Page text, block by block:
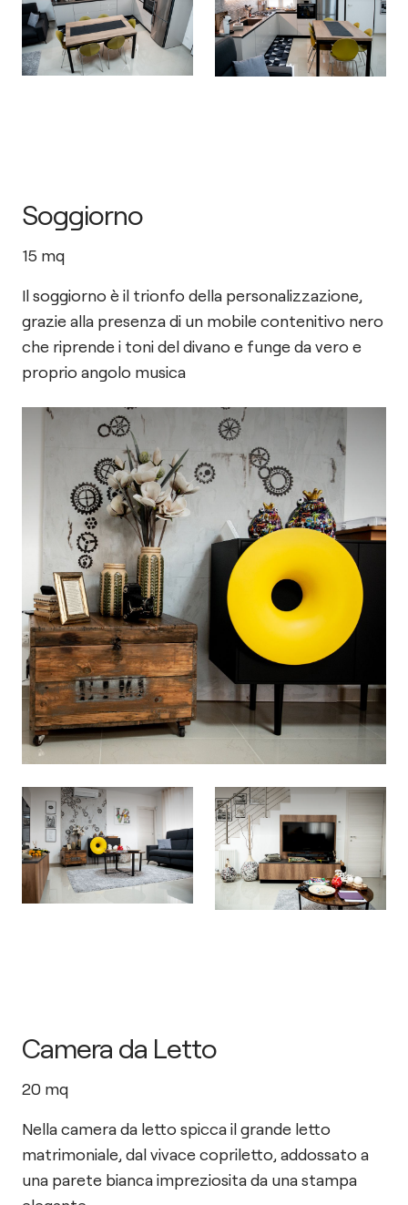
Soggiorno
15 mq
Il soggiorno è il trionfo della personalizzazione,
grazie alla presenza di un mobile contenitivo nero
che riprende i toni del divano e funge da vero e
proprio angolo musica
Camera da Letto
20 mq
Nella camera da letto spicca il grande letto
matrimoniale, dal vivace copriletto, addossato a
una parete bianca impreziosita da una stampa